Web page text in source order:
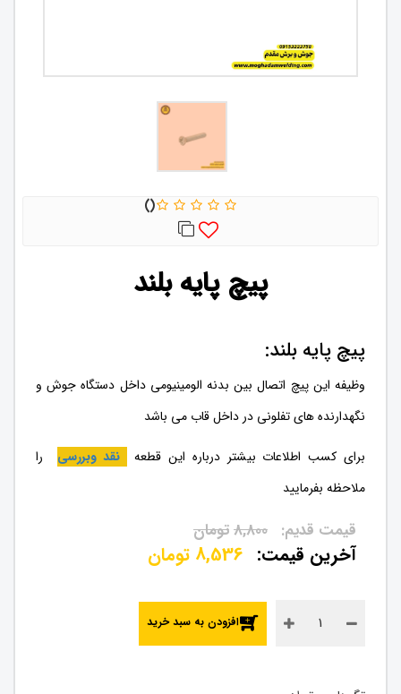
پیچ پایه بلند
پیچ پایه بلند:
وظیفه این پیچ اتصال بین بدنه الومینیومی داخل دستگاه جوش و
نگهدارنده های تفلونی در داخل قاب می باشد
برای کسب اطلاعات بیشتر درباره این قطعه نقد وبررسی را
ملاحظه بفرمایید
8,536 تومان
8,800تومان
افزودن به سبد خرید